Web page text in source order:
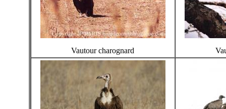
Vautour charognard